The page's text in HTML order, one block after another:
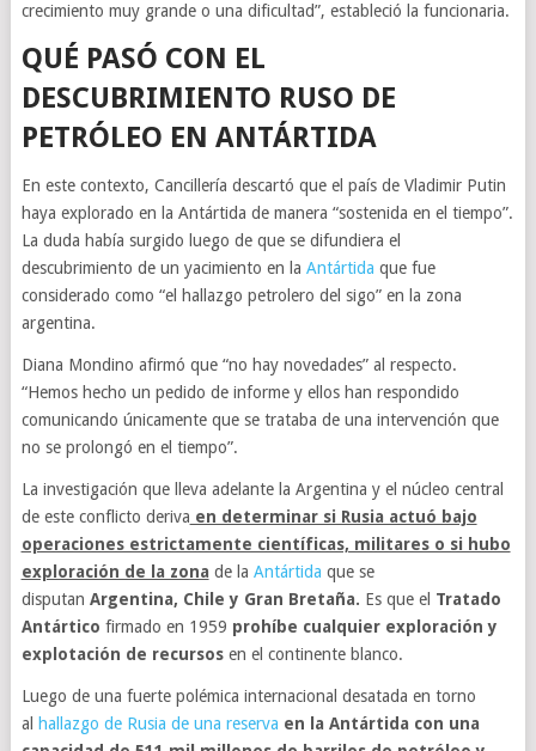
crecimiento muy grande o una dificultad”, estableció la funcionaria.
QUÉ PASÓ CON EL
DESCUBRIMIENTO RUSO DE
PETRÓLEO EN ANTÁRTIDA
En este contexto, Cancillería descartó que el país de Vladimir Putin
haya explorado en la Antártida de manera “sostenida en el tiempo”.
La duda había surgido luego de que se difundiera el
descubrimiento de un yacimiento en la Antártida que fue
considerado como “el hallazgo petrolero del sigo” en la zona
argentina.
Diana Mondino afirmó que “no hay novedades” al respecto.
“Hemos hecho un pedido de informe y ellos han respondido
comunicando únicamente que se trataba de una intervención que
no se prolongó en el tiempo”.
La investigación que lleva adelante la Argentina y el núcleo central
de este conflicto deriva en determinar si Rusia actuó bajo
operaciones estrictamente científicas, militares o si hubo
exploración de la zona de la Antártida que se
disputan Argentina, Chile y Gran Bretaña. Es que el Tratado
Antártico firmado en 1959 prohíbe cualquier exploración y
explotación de recursosen el continente blanco.
Luego de una fuerte polémica internacional desatada en torno
al
hallazgo de Rusia de una reserva en la Antártida con una